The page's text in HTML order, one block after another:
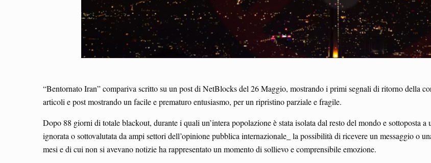
“Bentornato Iran” compariva scritto su un post di NetBlocks del 26 Maggio, mostrando i primi segnali di ritorno della
articoli e post mostrando un facile e prematuro entusiasmo, per un ripristino parziale e fragile.
Dopo 88 giorni di totale blackout, durante i quali un’intera popolazione è stata isolata dal resto del mondo e sottoposta a
ignorata o sottovalutata da ampi settori dell’opinione pubblica internazionale_ la possibilità di ricevere un messaggio o
mesi e di cui non si avevano notizie ha rappresentato un momento di sollievo e comprensibile emozione.